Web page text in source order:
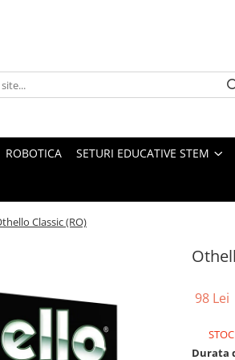
ROBOTICA SETURI EDUCATIVE STEM
Classic (RO)
98 Lei
Durata